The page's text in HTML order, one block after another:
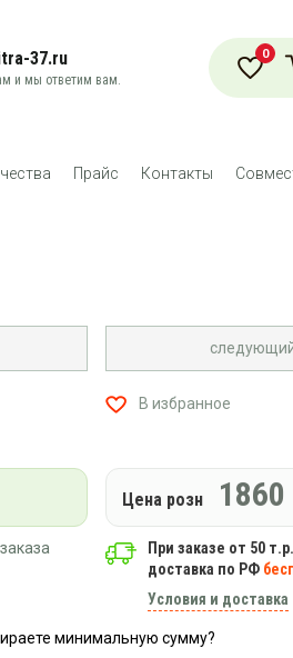
37.ru
и мы ответим вам.
0
Прайс Контакты
В избранное
Цена розн 1860
При заказе от 50 т.р.
доставка по РФ
Условия и доставка
минимальную сумму?